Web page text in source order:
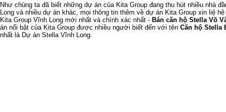
Như chúng ta đã biết những dự án của Kita Group đang thu hút nhiều nhà
Long và nhiều dự án khác, mọi thông tin thêm về dự án Kita Group xin liệ hệ
Kita Group Vĩnh Long mới nhất và chính xác nhất - Bán căn hộ Stella Võ
án nổi bật của Kita Group được nhiều người biết đến với tên Căn hộ Stella
nhất là Dự án Stella Vĩnh Long